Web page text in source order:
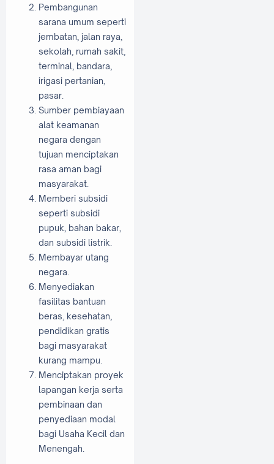
Pembangunan
sarana umum seperti
jembatan, jalan raya,
sekolah, rumah sakit,
terminal, bandara,
irigasi pertanian,
pasar.
Sumber pembiayaan
alat keamanan
negara dengan
tujuan menciptakan
rasa aman bagi
masyarakat.
Memberi subsidi
seperti subsidi
pupuk, bahan bakar,
dan subsidi listrik.
Membayar utang
negara.
Menyediakan
fasilitas bantuan
beras, kesehatan,
pendidikan gratis
bagi masyarakat
kurang mampu.
Menciptakan proyek
lapangan kerja serta
pembinaan dan
penyediaan modal
bagi Usaha Kecil dan
Menengah.